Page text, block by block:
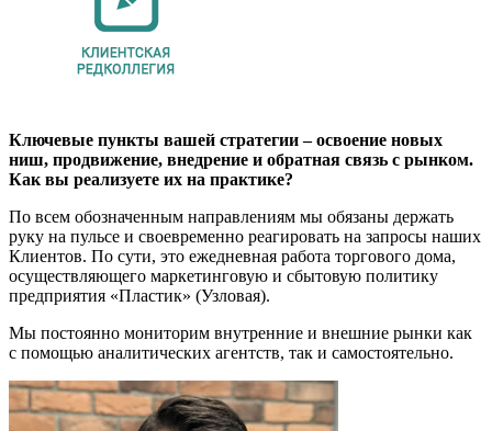
Ключевые пункты вашей стратегии – освоение новых
ниш, продвижение, внедрение и обратная связь с рынком.
Как вы реализуете их на практике?
По всем обозначенным направлениям мы обязаны держать
руку на пульсе и своевременно реагировать на запросы наших
Клиентов. По сути, это ежедневная работа торгового дома,
осуществляющего маркетинговую и сбытовую политику
предприятия «Пластик» (Узловая).
Мы постоянно мониторим внутренние и внешние рынки как
с помощью аналитических агентств, так и самостоятельно.